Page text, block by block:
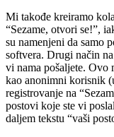
Mi takođe kreiramo
“Sezame, otvori se!”,
su namenjeni da samo
softvera. Drugi način
vi nama pošaljete. Ovo
kao anonimni korisnik
registrovanje na
postovi koje ste vi
daljem tekstu “vaši